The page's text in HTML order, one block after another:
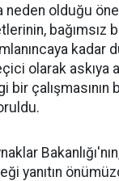
neden olduğu
bağımsız
kadar
olarak askıya
bir çalışmasının
yanıtın